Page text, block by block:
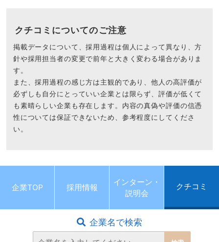
クチコミについてのご注意
掲載データについて、採用過程は個人によって異なり、方
針や採用担当者の変更で前年と大きく変わる場合がありま
す。
また、採用過程の感じ方は主観的であり、他人の高評価が
必ずしも自分にとっていい企業とは限らず、評価が低くて
も素晴らしい企業も存在します。内容の真偽や評価の信憑
性については保証できないため、参考程度にしてくださ
い。
企業TOP 採用情報
インターン・
説明会
クチコミ
企業名で検索